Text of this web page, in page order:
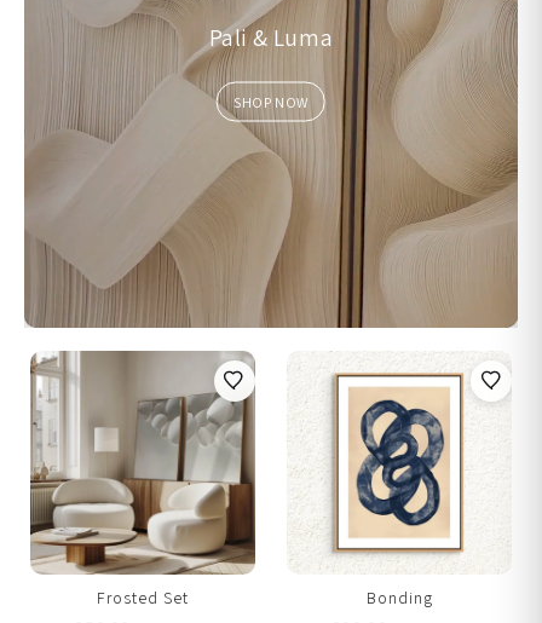
Pali & Luma
SHOP NOW
Bonding
Frosted Set